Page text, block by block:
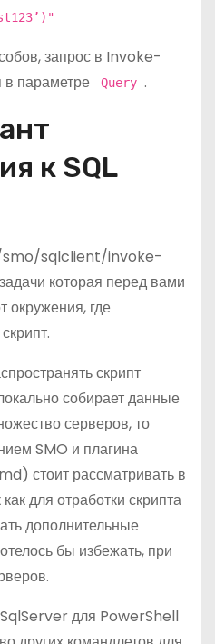
запрос в Invoke-
в параметре –Query .
к SQL
smo/sqlclient/invoke-
которая перед вами
окружения, где
скрипт
собирает данные
серверов, то
SMO и плагина
стоит рассматривать в
для отработки скрипта
дополнительные
бы избежать, при
для PowerShell